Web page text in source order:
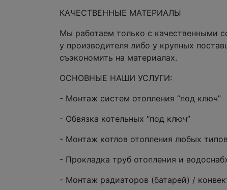
КАЧЕСТВЕННЫЕ МАТЕРИАЛЫ
Мы работаем только с качественными
у производителя либо у крупных
съэкономить на материалах.
ОСНОВНЫЕ НАШИ УСЛУГИ:
- Монтаж систем отопления “под ключ”
- Обвязка котельных “под ключ”
- Монтаж котлов отопления любых типов
- Прокладка труб отопления и
- Монтаж радиаторов (батарей) /